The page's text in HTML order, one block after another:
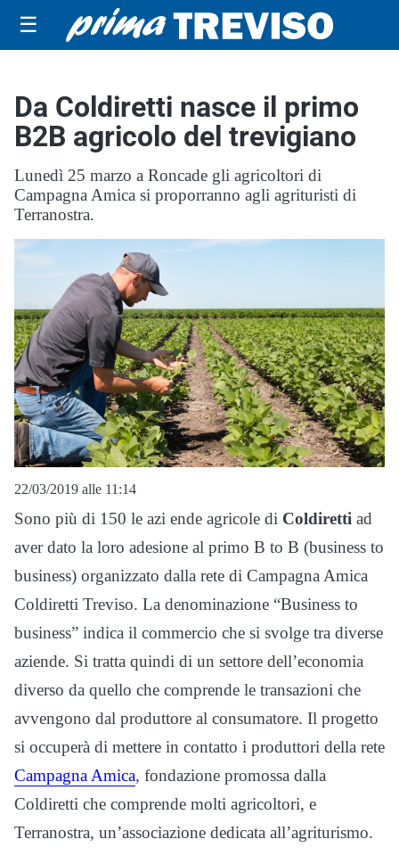
☰
Da Coldiretti nasce il primo
B2B agricolo del trevigiano
Lunedì 25 marzo a Roncade gli agricoltori di
Campagna Amica si proporranno agli agrituristi di
Terranostra.
22/03/2019 alle 11:14
Sono più di 150 le azi ende agricole di Coldiretti ad
aver dato la loro adesione al primo B to B (business to
business) organizzato dalla rete di Campagna Amica
Coldiretti Treviso. La denominazione “Business to
business” indica il commercio che si svolge tra diverse
aziende. Si tratta quindi di un settore dell’economia
diverso da quello che comprende le transazioni che
avvengono dal produttore al consumatore. Il progetto
si occuperà di mettere in contatto i produttori della rete
Campagna Amica, fondazione promossa dalla
Coldiretti che comprende molti agricoltori, e
Terranostra, un’associazione dedicata all’agriturismo.